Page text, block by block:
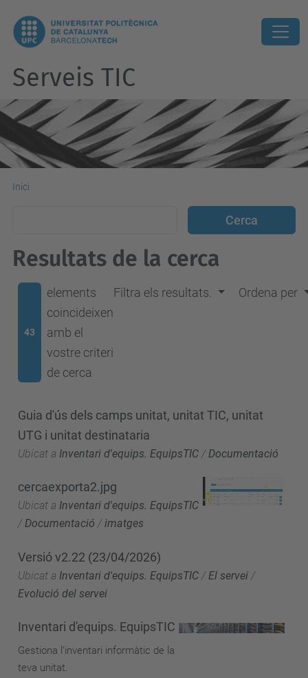
Serveis TIC
Inici
Resultats de la cerca
43
elements
coincideixen
amb el
vostre criteri
de cerca
Filtra els resultats. Ordena per
Guia d'ús dels camps unitat, unitat TIC, unitat
UTG i unitat destinataria
Ubicat a Inventari d'equips. EquipsTIC / Documentació
cercaexporta2.jpg
Ubicat a Inventari d'equips. EquipsTIC
/Documentació /imatges
Versió v2.22 (23/04/2026)
Ubicat a Inventari d'equips. EquipsTIC / El servei /
Evolució del servei
Inventari d'equips. EquipsTIC
Gestiona l'inventari informàtic de la
teva unitat.